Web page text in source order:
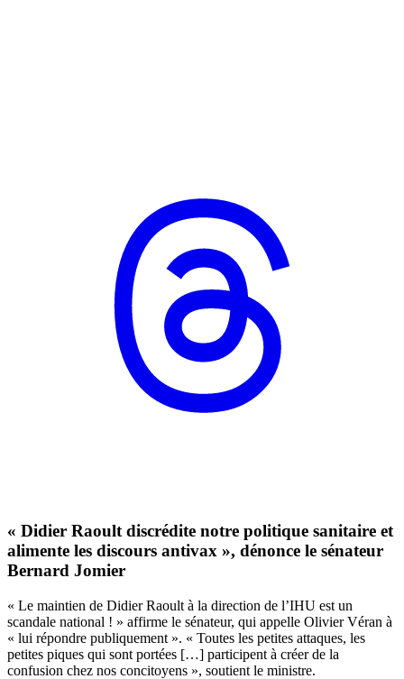
« Didier Raoult discrédite notre politique sanitaire et
alimente les discours antivax », dénonce le sénateur
Bernard Jomier
« Le maintien de Didier Raoult à la direction de l’IHU est un
scandale national ! » affirme le sénateur, qui appelle Olivier Véran à
« lui répondre publiquement ». « Toutes les petites attaques, les
petites piques qui sont portées […] participent à créer de la
confusion chez nos concitoyens », soutient le ministre.